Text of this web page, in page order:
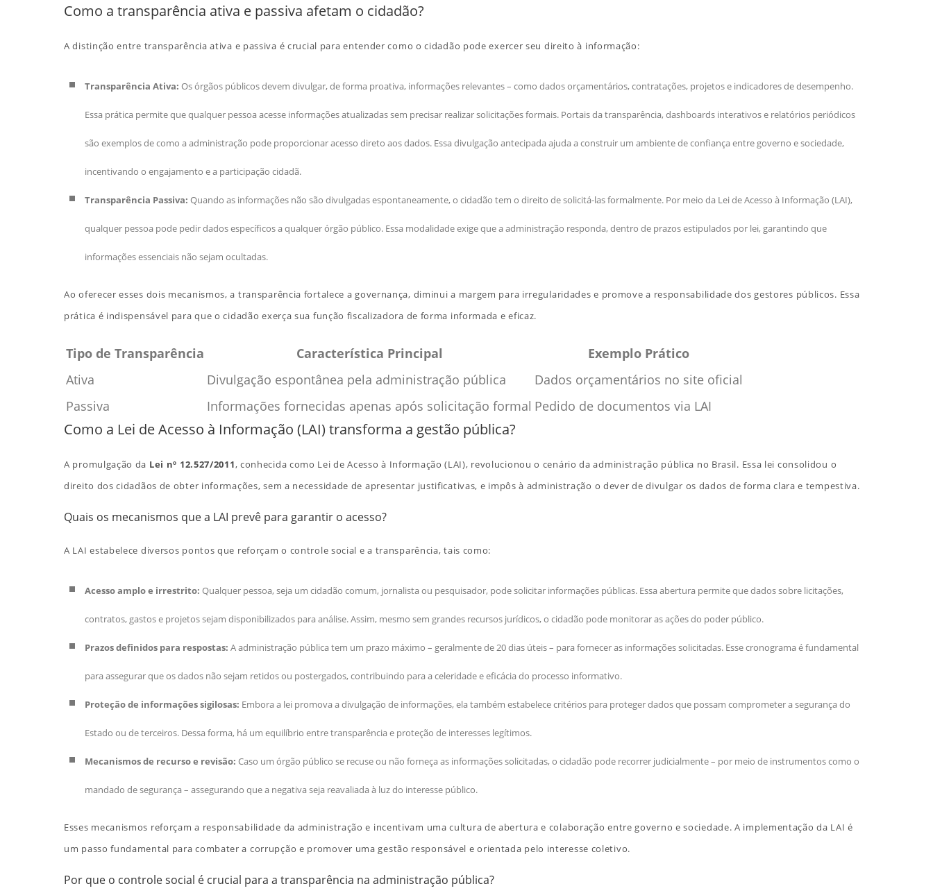
Como a transparência ativa e passiva afetam o cidadão?
A distinção entre transparência ativa e passiva é crucial para entender como o cidadão pode exercer seu direito à informação:
Transparência Ativa: Os órgãos públicos devem divulgar, de forma proativa, informações relevantes – como dados orçamentários, contratações, projetos e indicadores de desempenho.
Essa prática permite que qualquer pessoa acesse informações atualizadas sem precisar realizar solicitações formais. Portais da transparência, dashboards interativos e relatórios periódicos
são exemplos de como a administração pode proporcionar acesso direto aos dados. Essa divulgação antecipada ajuda a construir um ambiente de confiança entre governo e sociedade,
incentivando o engajamento e a participação cidadã.
Transparência Passiva: Quando as informações não são divulgadas espontaneamente, o cidadão tem o direito de solicitá-las formalmente. Por meio da Lei de Acesso à Informação (LAI),
qualquer pessoa pode pedir dados específicos a qualquer órgão público. Essa modalidade exige que a administração responda, dentro de prazos estipulados por lei, garantindo que
informações essenciais não sejam ocultadas.
Ao oferecer esses dois mecanismos, a transparência fortalece a governança, diminui a margem para irregularidades e promove a responsabilidade dos gestores públicos. Essa
prática é indispensável para que o cidadão exerça sua função fiscalizadora de forma informada e eficaz.
Tipo de Transparência Característica Principal
Exemplo Prático
Ativa
Divulgação espontânea pela administração pública
Dados orçamentários no site oficial
Passiva
Informações fornecidas apenas após solicitação formal Pedido de documentos via LAI
Como a Lei de Acesso à Informação (LAI) transforma a gestão pública?
A promulgação da Lei nº 12.527/2011, conhecida como Lei de Acesso à Informação (LAI), revolucionou o cenário da administração pública no Brasil. Essa lei consolidou o
direito dos cidadãos de obter informações, sem a necessidade de apresentar justificativas, e impôs à administração o dever de divulgar os dados de forma clara e tempestiva.
Quais os mecanismos que a LAI prevê para garantir o acesso?
A LAI estabelece diversos pontos que reforçam o controle social e a transparência, tais como:
Acesso amplo e irrestrito: Qualquer pessoa, seja um cidadão comum, jornalista ou pesquisador, pode solicitar informações públicas. Essa abertura permite que dados sobre licitações,
contratos, gastos e projetos sejam disponibilizados para análise. Assim, mesmo sem grandes recursos jurídicos, o cidadão pode monitorar as ações do poder público.
Prazos definidos para respostas: A administração pública tem um prazo máximo – geralmente de 20 dias úteis – para fornecer as informações solicitadas. Esse cronograma é fundamental
para assegurar que os dados não sejam retidos ou postergados, contribuindo para a celeridade e eficácia do processo informativo.
Proteção de informações sigilosas: Embora a lei promova a divulgação de informações, ela também estabelece critérios para proteger dados que possam comprometer a segurança do
Estado ou de terceiros. Dessa forma, há um equilíbrio entre transparência e proteção de interesses legítimos.
Mecanismos de recurso e revisão: Caso um órgão público se recuse ou não forneça as informações solicitadas, o cidadão pode recorrer judicialmente – por meio de instrumentos como o
mandado de segurança – assegurando que a negativa seja reavaliada à luz do interesse público.
Esses mecanismos reforçam a responsabilidade da administração e incentivam uma cultura de abertura e colaboração entre governo e sociedade. A implementação da LAI é
um passo fundamental para combater a corrupção e promover uma gestão responsável e orientada pelo interesse coletivo.
Por que o controle social é crucial para a transparência na administração pública?